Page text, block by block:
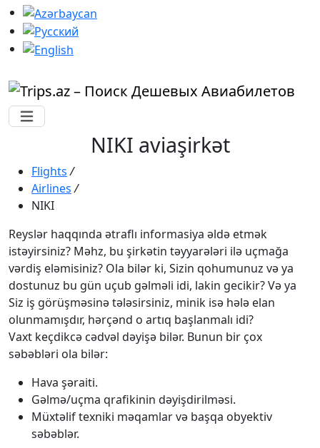
NIKI aviaşirkət
Flights /
Airlines /
NIKI
Reyslər haqqında ətraflı informasiya əldə etmək
istəyirsiniz? Məhz, bu şirkətin təyyarələri ilə uçmağa
vərdiş eləmisiniz? Ola bilər ki, Sizin qohumunuz və ya
dostunuz bu gün uçub gəlməli idi, lakin gecikir? Və ya
Siz iş görüşməsinə tələsirsiniz, minik isə hələ elan
olunmamışdır, hərçənd o artıq başlanmalı idi?
Vaxt keçdikcə cədvəl dəyişə bilər. Bunun bir çox
səbəbləri ola bilər:
Hava şəraiti.
Gəlmə/uçma qrafikinin dəyişdirilməsi.
Müxtəlif texniki məqamlar və başqa obyektiv
səbəblər.